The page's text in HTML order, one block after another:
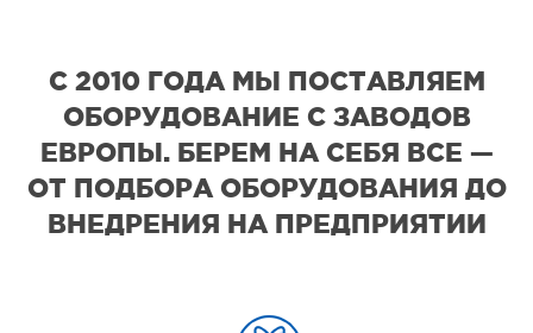
С 2010 ГОДА МЫ ПОСТАВЛЯЕМ
ОБОРУДОВАНИЕ С ЗАВОДОВ
ЕВРОПЫ. БЕРЕМ НА СЕБЯ ВСЕ —
ОТ ПОДБОРА ОБОРУДОВАНИЯ ДО
ВНЕДРЕНИЯ НА ПРЕДПРИЯТИИ